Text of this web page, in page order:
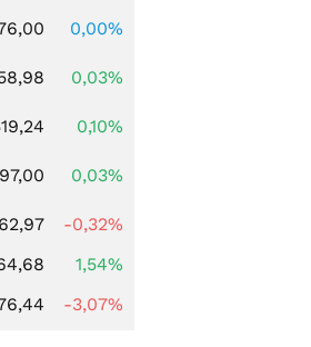
0,00%
0,03%
0,10%
0,03%
-0,32%
1,54%
-3,07%